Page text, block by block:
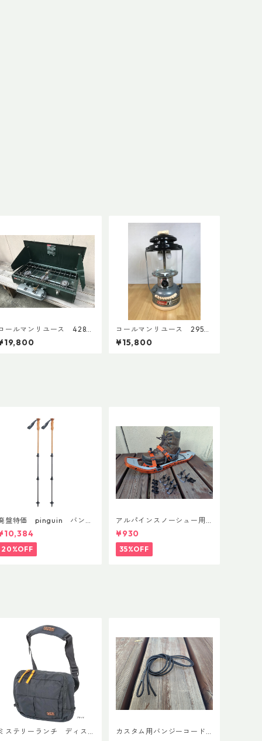
ールマンリユース 428
バーナー 1993年3月 点
整備済 4396
コールマンリユース 295
1992年6月製 点検整備済
3906
¥15,800
盤特価 pinguin バンブ
FLフォーム(ペア)
20%OFF
アルパインスノーシュー用
ストラップキャッチ(ペア)
¥930
35%OFF
ステリーランチ ディス
カスタム用バンジーコード